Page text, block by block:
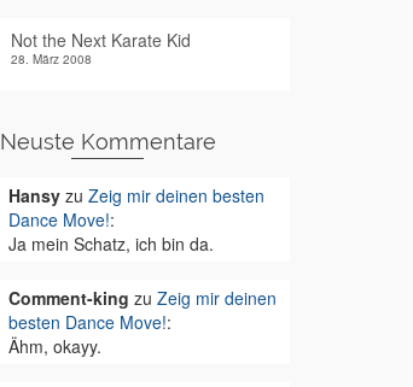
Not the Next Karate Kid
28. März 2008
Neuste Kommentare
Hansyzu Zeig mir deinen besten
Dance Move!:
Ja mein Schatz, ich bin da.
Comment-king zu Zeig mir deinen
besten Dance Move!:
Ähm, okayy.